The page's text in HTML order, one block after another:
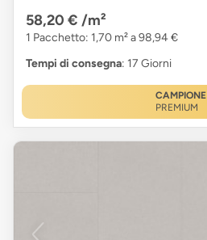
58,20 € /m²
1 Pacchetto: 1,70 m² a 98,94 €
Tempi di consegna: 17 Giorni
CAMPIONE
PREMIUM